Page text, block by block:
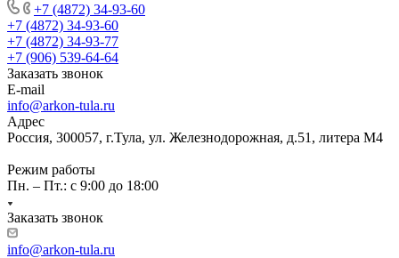
+7 (4872) 34-93-60
+7 (4872) 34-93-60
+7 (4872) 34-93-77
+7 (906) 539-64-64
Заказать звонок
E-mail
info@arkon-tula.ru
Адрес
Россия, 300057, г.Тула, ул. Железнодорожная, д.51, литера М4
Режим работы
Пн. – Пт.: с 9:00 до 18:00
Заказать звонок
info@arkon-tula.ru